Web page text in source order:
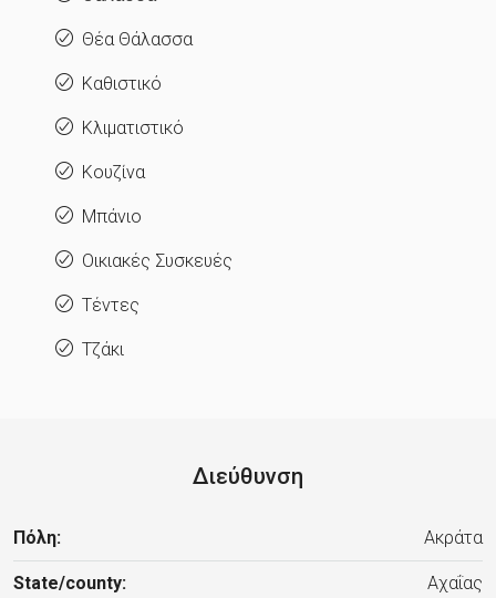
Θέα Θάλασσα
Καθιστικό
Κλιματιστικό
Κουζίνα
Μπάνιο
Οικιακές Συσκευές
Τέντες
Τζάκι
Διεύθυνση
Πόλη: Ακράτα
State/county: Αχαΐας